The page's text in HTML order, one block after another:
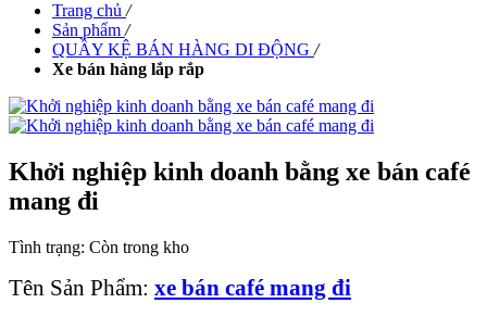
Trang chủ /
Sản phẩm /
QUẦY KỆ BÁN HÀNG DI ĐỘNG /
Xe bán hàng lắp rắp
Khởi nghiệp kinh doanh bằng xe bán café
mang đi
Tình trạng: Còn trong kho
Tên Sản Phẩm: xe bán café mang đi